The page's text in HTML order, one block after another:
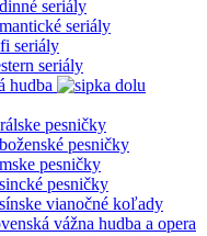
seriály
seriály
seriály
seriály
hudba
pesničky
pesničky
pesničky
pesničky
vianočné koľady
vážna hudba a opera